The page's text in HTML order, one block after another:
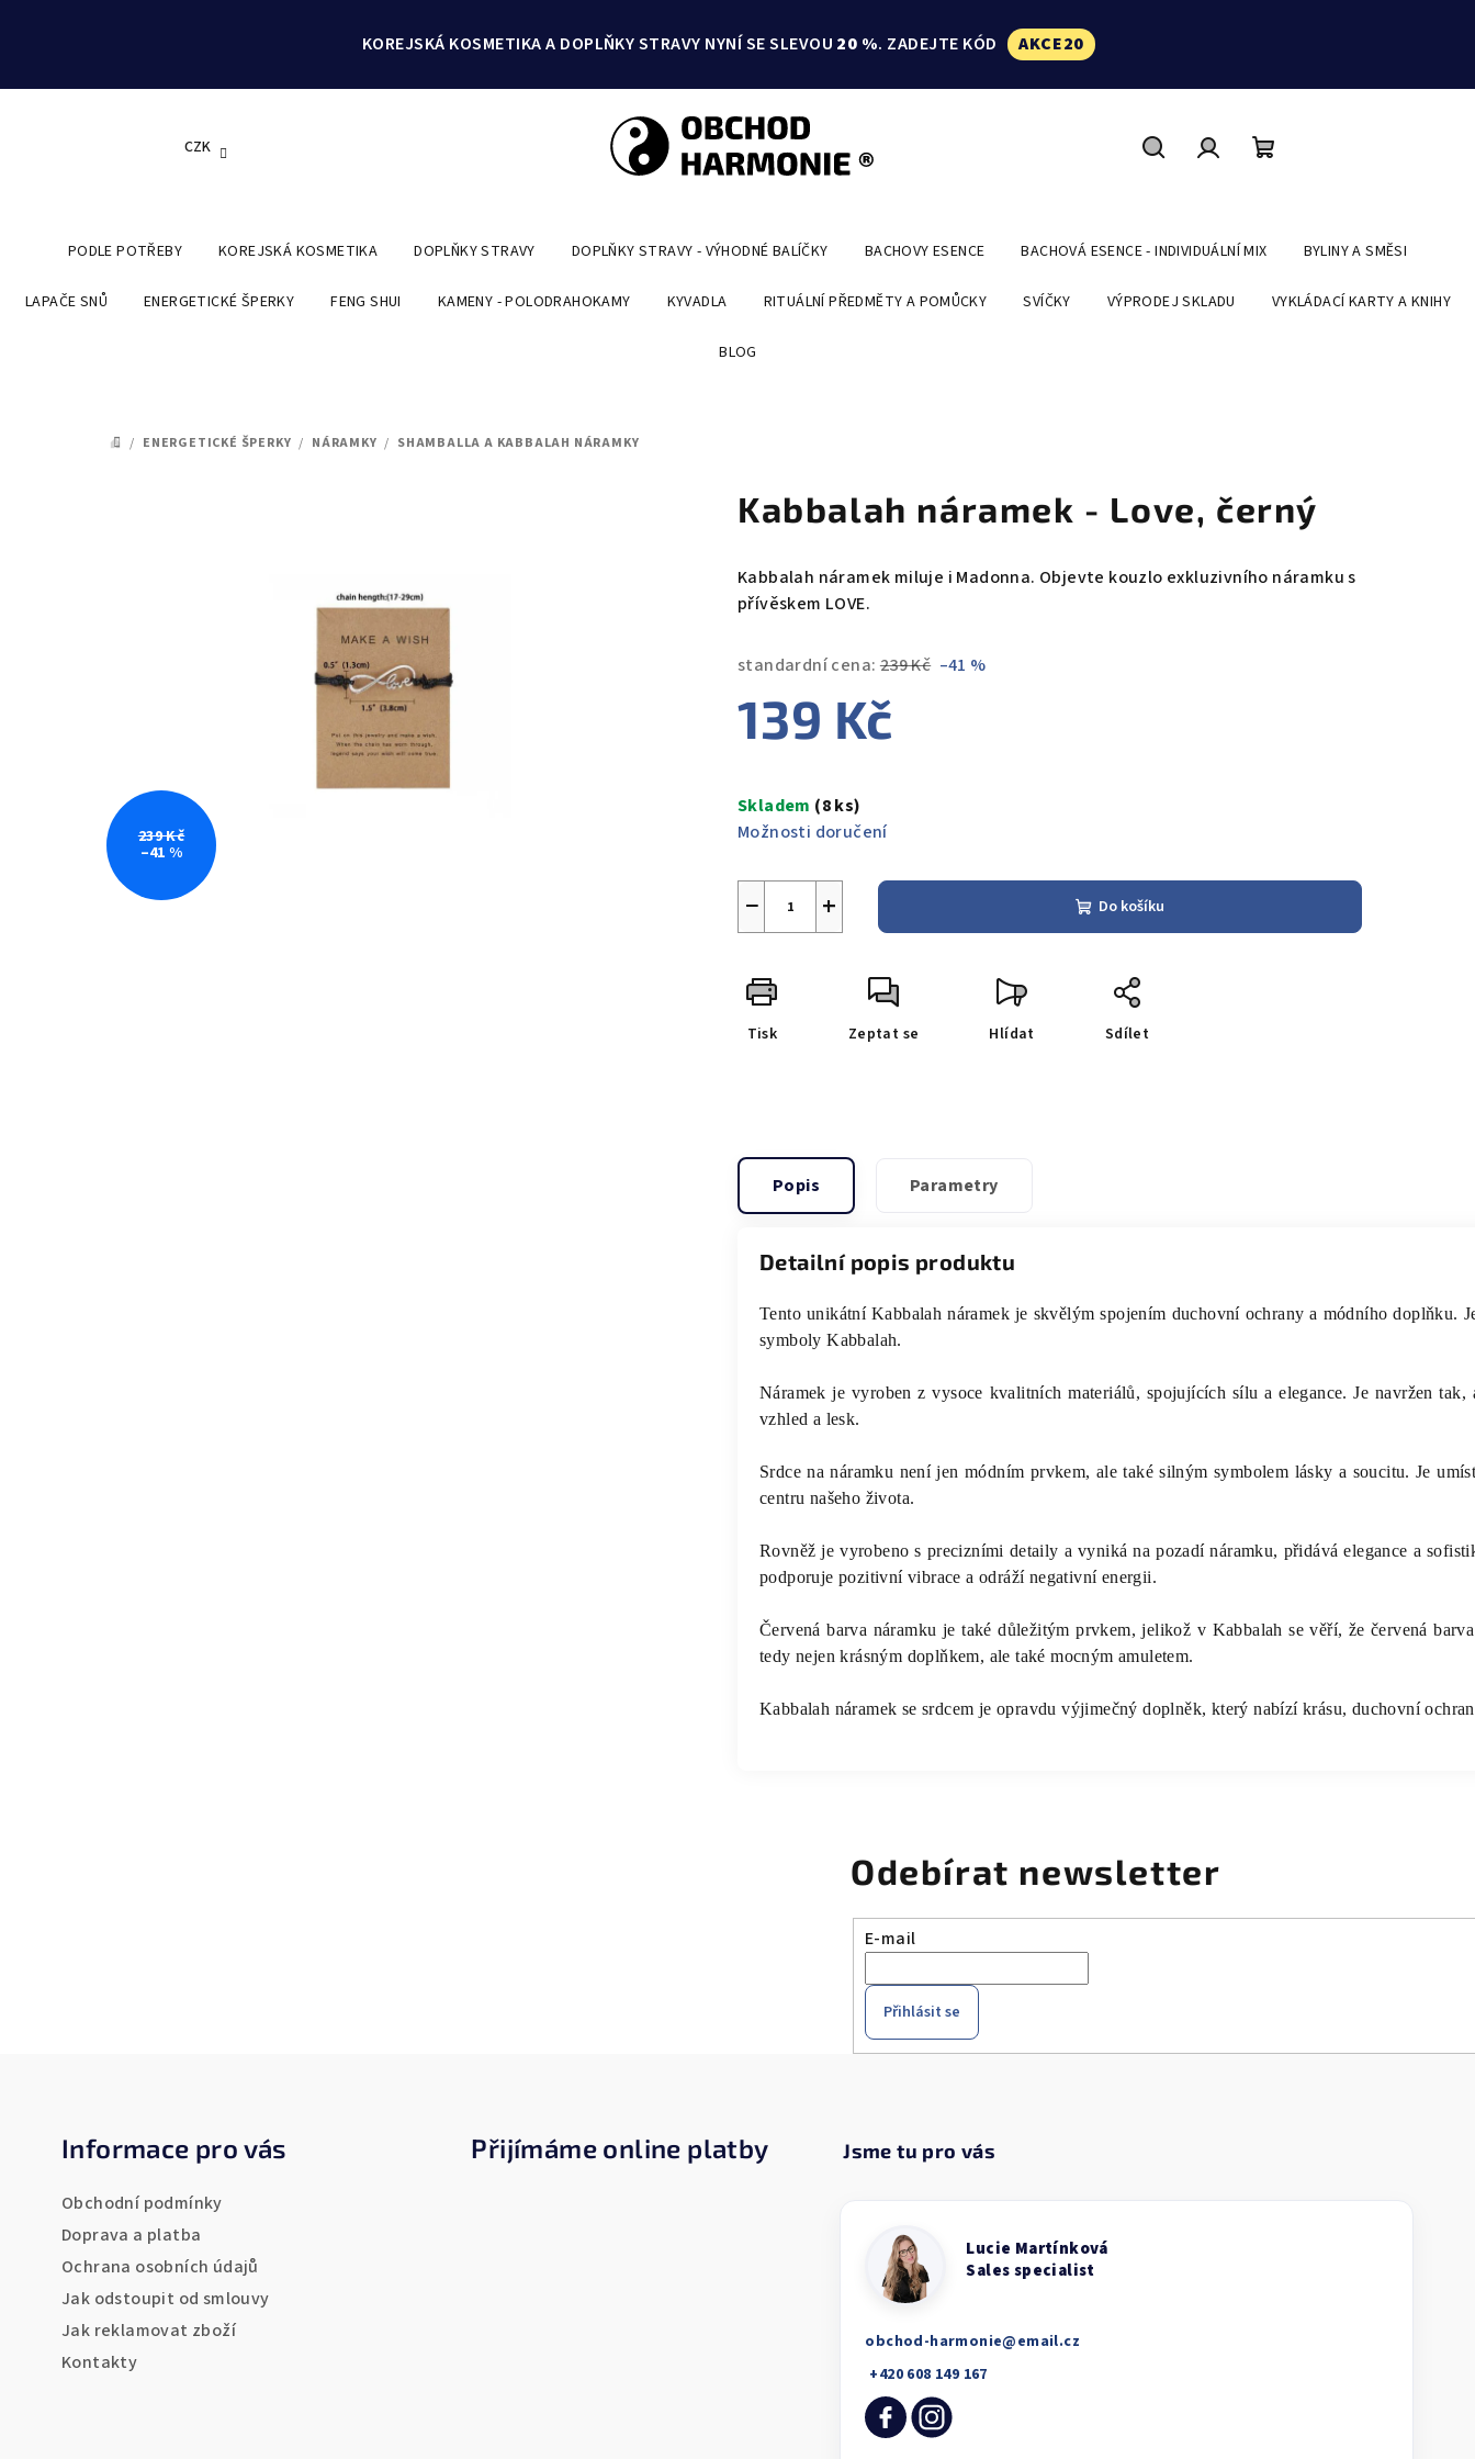
KOREJSKÁ KOSMETIKA A DOPLŇKY STRAVY NYNÍ SE SLEVOU 20 %. ZADEJTE KÓD AKCE20
CZK
košík
PODLE POTŘEBY KOREJSKÁ KOSMETIKA DOPLŇKY STRAVY DOPLŇKY STRAVY - VÝHODNÉ BALÍČKY BACHOVY ESENCE BACHOVÁ ESENCE - INDIVIDUÁLNÍ MIX BYLINY A SMĚSI
LAPAČE SNŮ ENERGETICKÉ ŠPERKY FENG SHUI KAMENY - POLODRAHOKAMY KYVADLA RITUÁLNÍ PŘEDMĚTY A POMŮCKY SVÍČKY VÝPRODEJ SKLADU VYKLÁDACÍ KARTY A KNIHY
BLOG
DOMŮ
/ ENERGETICKÉ ŠPERKY / NÁRAMKY / SHAMBALLA A KABBALAH NÁRAMKY
Kabbalah náramek - Love, černý
Kabbalah náramek miluje i Madonna. Objevte kouzlo exkluzivního náramku s
přívěskem LOVE.
standardní cena: 239 Kč –41 %
139 Kč
cena:
Skladem (8 ks)
Možnosti doručení
+
− Do košíku
Tisk Zeptat se Hlídat Sdílet
239 Kč
–41 %
Popis Parametry
Detailní popis produktu
Tento unikátní Kabbalah náramek je skvělým spojením duchovní ochrany a módního doplňku.
symboly Kabbalah.
Náramek je vyroben z vysoce kvalitních materiálů, spojujících sílu a elegance. Je navržen
vzhled a lesk.
Srdce na náramku není jen módním prvkem, ale také silným symbolem lásky a soucitu. Je
centru našeho života.
Rovněž je vyrobeno s precizními detaily a vyniká na pozadí náramku, přidává elegance a
podporuje pozitivní vibrace a odráží negativní energii.
Červená barva náramku je také důležitým prvkem, jelikož v Kabbalah se věří, že červená
tedy nejen krásným doplňkem, ale také mocným amuletem.
Kabbalah náramek se srdcem je opravdu výjimečný doplněk, který nabízí krásu, duchovní
Odebírat newsletter
E-mail
Přihlásit se
Informace pro vás
Obchodní podmínky
Doprava a platba
Ochrana osobních údajů
Jak odstoupit od smlouvy
Jak reklamovat zboží
Kontakty
Přijímáme online platby
obchod-harmonie@email.cz